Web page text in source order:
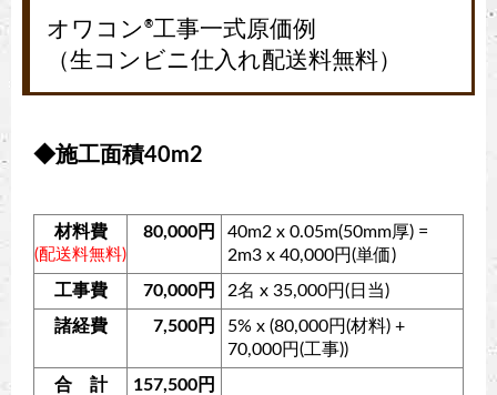
オワコン ®工事一式原価例
（生コンビニ仕入れ配送料無料）
◆施工面積40m2
材料費
(配送料無料)
80,000円
40m2 x 0.05m(50mm厚) =
2m3 x 40,000円(単価)
工事費
70,000円
2名 x 35,000円(日当)
諸経費
7,500円
5% x (80,000円(材料) +
70,000円(工事))
合 計
157,500円